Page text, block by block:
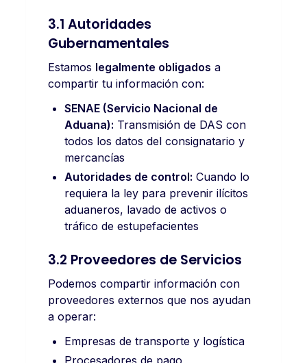
3.1 Autoridades
Gubernamentales
Estamos legalmente obligados a
compartir tu información con:
SENAE (Servicio Nacional de
Aduana): Transmisión de DAS con
todos los datos del consignatario y
mercancías
Autoridades de control: Cuando lo
requiera la ley para prevenir ilícitos
aduaneros, lavado de activos o
tráfico de estupefacientes
3.2 Proveedores de Servicios
Podemos compartir información con
proveedores externos que nos ayudan
a operar:
Empresas de transporte y logística
Procesadores de pago